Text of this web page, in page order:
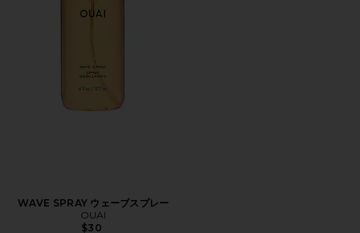
WAVE SPRAY ウェーブスプレー
OUAI
$30